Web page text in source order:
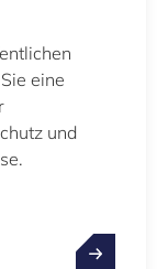
eine
und